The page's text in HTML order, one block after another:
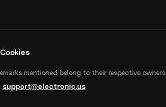
mentioned belong to their respective owners.
support@electronic.us